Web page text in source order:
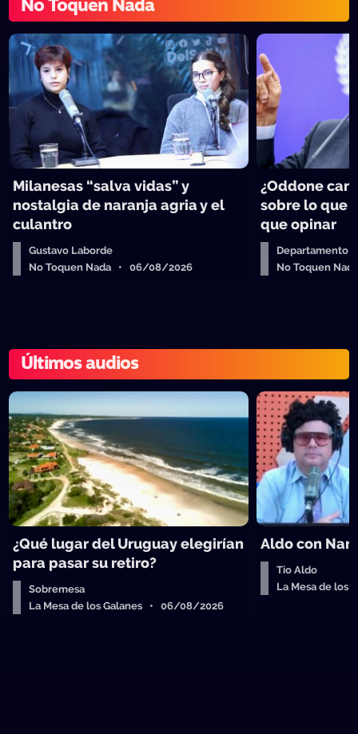
No Toquen Nada
Milanesas “salva vidas” y
nostalgia de naranja agria y el
culantro
Gustavo Laborde
No Toquen Nada • 06/08/2026
¿Oddone
sobre lo que
que opinar
Departamento
No Toquen
Últimos audios
¿Qué lugar del Uruguay elegirían
para pasar su retiro?
Sobremesa
La Mesa de los Galanes • 06/08/2026
Aldo con
Tio Aldo
La Mesa de